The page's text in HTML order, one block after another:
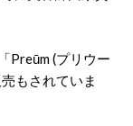
Preūm (プリウー
もされていま